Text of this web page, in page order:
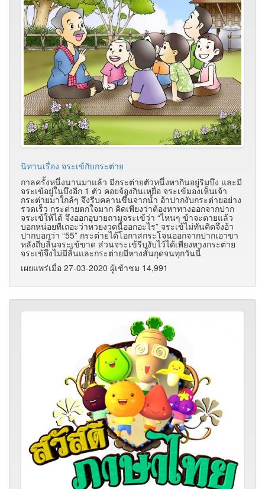
นิทานเรื่อง จระเข้กับกระต่าย
กาลครั้งหนึ่งนานมาแล้ว มีกระต่ายตัวหนึ่งหากินอยู่ริมบึง และมี
จระเข้อยู่ในบึงอีก 1 ตัว คอยจ้องกินเหยื่อ จระเข้มองเห็นเจ้า
กระต่ายมาใกล้ๆ จึงรีบคลานขึ้นจากน้ำ อ้าปากงับกระต่ายอย่าง
รวดเร็ว กระต่ายตกใจมาก คิดเพียงว่าต้องหาทางออกจากปาก
จระเข้ให้ได้ จึงออกอุบายถามจระเข้ว่า “ไหนๆ ข้าจะตายแล้ว
บอกหน่อยทีเถอะว่าหวยงวดนี้ออกอะไร” จระเข้ไม่ทันคิดจึงอ้า
ปากบอกว่า “55” กระต่ายได้โอกาสกระโจนออกจากปากเอาขา
หลังถีบลิ้นจระเข้ขาด ส่วนจระเข้รีบงับไว้ได้เพียงหางกระต่าย
จระเข้จึงไม่มีลิ้นและกระต่ายมีหางสั้นกุดจนทุกวันนี้
เผยแพร่เมื่อ 27-03-2020 ผู้เช้าชม 14,991